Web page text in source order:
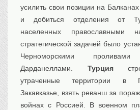
усилить свои позиции на
и добиться отделения от
населенных православными
стратегической задачей было
Черноморскими
Дарданеллами. Турция
утраченные территории в
Закавказье, взять реванш за
войнах с Россией. В военном